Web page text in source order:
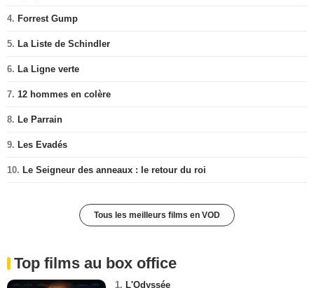
4. Forrest Gump
5. La Liste de Schindler
6. La Ligne verte
7. 12 hommes en colère
8. Le Parrain
9. Les Evadés
10. Le Seigneur des anneaux : le retour du roi
Tous les meilleurs films en VOD
Top films au box office
1. L'Odyssée